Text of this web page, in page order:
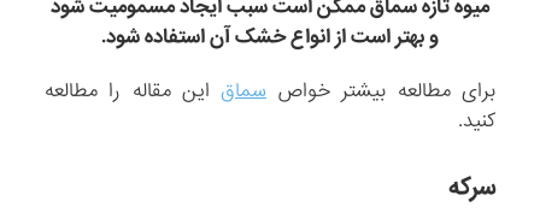
میوه تازه سماق ممکن است سبب ایجاد مسمومیت شود
و بهتر است از انواع خشک آن استفاده شود.
برای مطالعه بیشتر خواص سماقاین مقاله را مطالعه
کنید.
سرکه